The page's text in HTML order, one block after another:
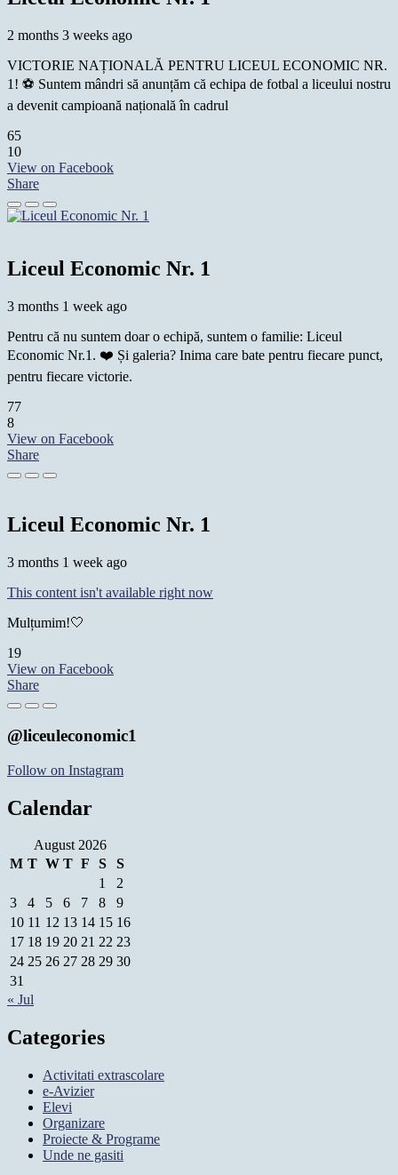
2 months 3 weeks ago
VICTORIE NAȚIONALĂ PENTRU LICEUL ECONOMIC NR.
1! ⚽ Suntem mândri să anunțăm că echipa de fotbal a liceului nostru
a devenit campioană națională în cadrul
65
10
View on Facebook
Share
Liceul Economic Nr. 1
3 months 1 week ago
Pentru că nu suntem doar o echipă, suntem o familie: Liceul
Economic Nr.1. ❤️ Și galeria? Inima care bate pentru fiecare punct,
pentru fiecare victorie.
77
8
View on Facebook
Share
Liceul Economic Nr. 1
3 months 1 week ago
This content isn't available right now
Mulțumim!🤍
19
View on Facebook
Share
@liceuleconomic1
Follow on Instagram
Calendar
August 2026
M T W T F S
S
1
2
3
4 5 6 7 8
9
10 11 12 13 14 15 16
17 18 19 20 21 22 23
24 25 26 27 28 29 30
31
« Jul
Categories
Activitati extrascolare
e-Avizier
Elevi
Organizare
Proiecte & Programe
Unde ne gasiti